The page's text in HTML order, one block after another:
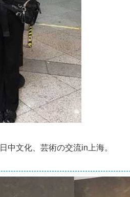
日 中文化 芸術の交流in 上海。